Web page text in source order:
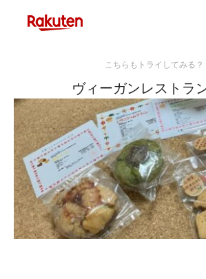
こちらもトライしてみる？
ヴィーガンレストラ